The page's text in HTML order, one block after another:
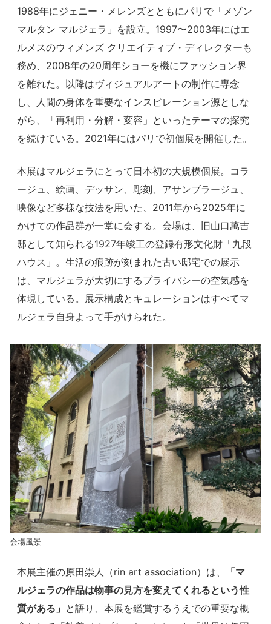
1988年にジェニー・メレンズとともにパリで「メゾン
マルタン マルジェラ」を設立。1997〜2003年にはエ
ルメスのウィメンズ クリエイティブ・ディレクターも
務め、2008年の20周年ショーを機にファッション界
を離れた。以降はヴィジュアルアートの制作に専念
し、人間の身体を重要なインスピレーション源としな
がら、「再利用・分解・変容」といったテーマの探究
を続けている。2021年にはパリで初個展を開催した。
本展はマルジェラにとって日本初の大規模個展。コラ
ージュ、絵画、デッサン、彫刻、アサンブラージュ、
映像など多様な技法を用いた、2011年から2025年に
かけての作品群が一堂に会する。会場は、旧山口萬吉
邸として知られる1927年竣工の登録有形文化財「九段
ハウス」。生活の痕跡が刻まれた古い邸宅での展示
は、マルジェラが大切にするプライバシーの空気感を
体現している。展示構成とキュレーションはすべてマ
ルジェラ自身よって手がけられた。
会場風景
本展主催の原田崇人（rin art association）は、
「マ
ルジェラの作品は物事の見方を変えてくれるという性
質がある」 と語り、本展を鑑賞するうえでの重要な概